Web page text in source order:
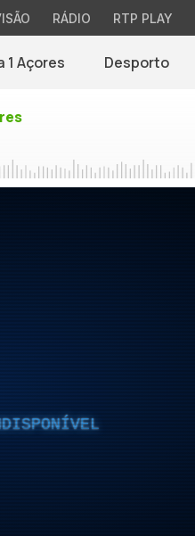
RÁDIO RTP PLAY
1 Açores Desporto